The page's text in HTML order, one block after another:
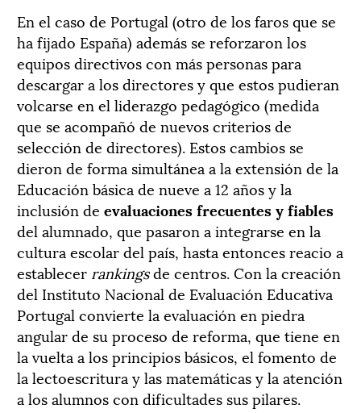
En el caso de Portugal (otro de los faros que se
ha fijado España) además se reforzaron los
equipos directivos con más personas para
descargar a los directores y que estos pudieran
volcarse en el liderazgo pedagógico (medida
que se acompañó de nuevos criterios de
selección de directores). Estos cambios se
dieron de forma simultánea a la extensión de la
Educación básica de nueve a 12 años y la
inclusión de evaluaciones frecuentes y fiables
del alumnado, que pasaron a integrarse en la
cultura escolar del país, hasta entonces reacio a
establecer rankingsde centros. Con la creación
del Instituto Nacional de Evaluación Educativa
Portugal convierte la evaluación en piedra
angular de su proceso de reforma, que tiene en
la vuelta a los principios básicos, el fomento de
la lectoescritura y las matemáticas y la atención
a los alumnos con dificultades sus pilares.